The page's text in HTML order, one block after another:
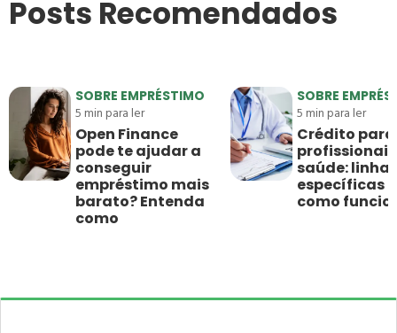
Posts Recomendados
SOBRE EMPRÉSTIMO
5min para ler
Open Finance
pode te ajudar a
conseguir
empréstimo mais
barato? Entenda
como
SOBRE
5min para ler
Crédito para
saúde: linhas
específicas e
como